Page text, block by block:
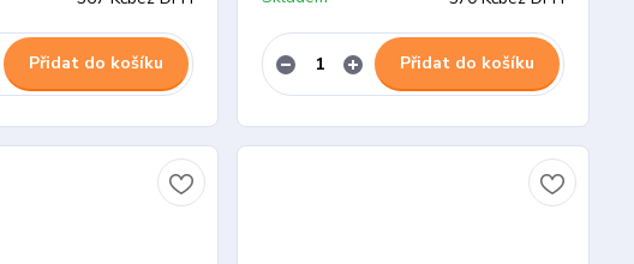
Přidat do košíku Přidat do košíku